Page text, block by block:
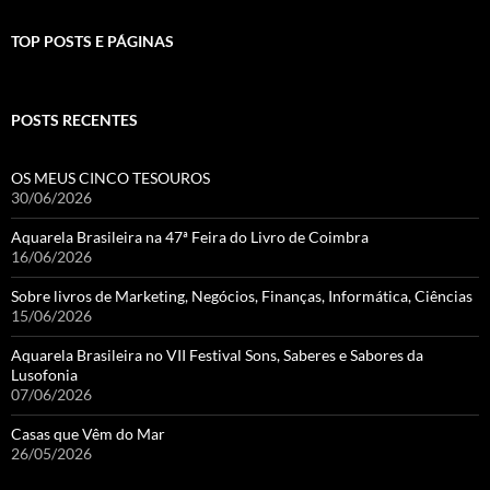
TOP POSTS E PÁGINAS
POSTS RECENTES
OS MEUS CINCO TESOUROS
30/06/2026
Aquarela Brasileira na 47ª Feira do Livro de Coimbra
16/06/2026
Sobre livros de Marketing, Negócios, Finanças, Informática, Ciências
15/06/2026
Aquarela Brasileira no VII Festival Sons, Saberes e Sabores da
Lusofonia
07/06/2026
Casas que Vêm do Mar
26/05/2026